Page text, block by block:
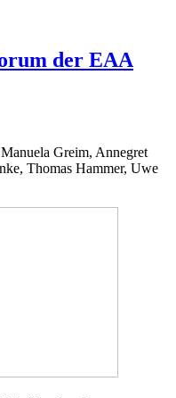
der EAA
Greim, Annegret
Thomas Hammer, Uwe